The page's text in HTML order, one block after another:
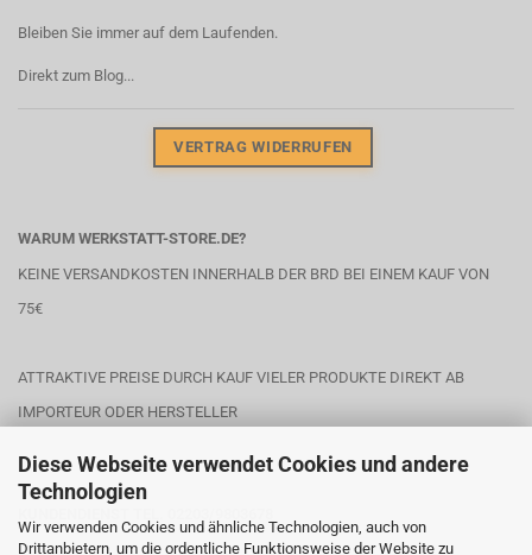
Diese Webseite verwendet Cookies und andere
Technologien
Wir verwenden Cookies und ähnliche Technologien, auch von
Drittanbietern, um die ordentliche Funktionsweise der Website zu
Bleiben Sie immer auf dem Laufenden.
Direkt zum Blog...
VERTRAG WIDERRUFEN
WARUM WERKSTATT-STORE.DE?
KEINE VERSANDKOSTEN INNERHALB DER BRD BEI EINEM KAUF VON
75€
ATTRAKTIVE PREISE DURCH KAUF VIELER PRODUKTE DIREKT AB
IMPORTEUR ODER HERSTELLER